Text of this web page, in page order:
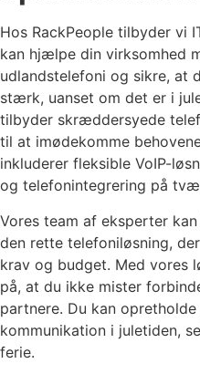
Hos RackPeople tilbyder vi
kan hjælpe din virksomhed
udlandstelefoni og sikre, at
stærk, uanset om det er i
tilbyder skræddersyede
til at imødekomme
inkluderer fleksible VoIP-
og telefonintegrering på
Vores team af eksperter
den rette telefoniløsning,
krav og budget. Med vores
på, at du ikke mister
partnere. Du kan
kommunikation i juletiden,
ferie.